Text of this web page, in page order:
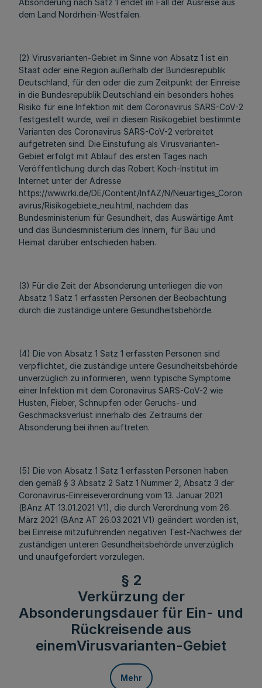
Absonderung nach Satz 1 endet im Fall der Ausreise aus
dem Land Nordrhein-Westfalen.
(2) Virusvarianten-Gebiet im Sinne von Absatz 1 ist ein
Staat oder eine Region außerhalb der Bundesrepublik
Deutschland, für den oder die zum Zeitpunkt der Einreise
in die Bundesrepublik Deutschland ein besonders hohes
Risiko für eine Infektion mit dem Coronavirus SARS-CoV-2
festgestellt wurde, weil in diesem Risikogebiet bestimmte
Varianten des Coronavirus SARS-CoV-2 verbreitet
aufgetreten sind. Die Einstufung als Virusvarianten-
Gebiet erfolgt mit Ablauf des ersten Tages nach
Veröffentlichung durch das Robert Koch-Institut im
Internet unter der Adresse
https://www.rki.de/DE/Content/InfAZ/N/Neuartiges_Coron
avirus/Risikogebiete_neu.html, nachdem das
Bundesministerium für Gesundheit, das Auswärtige Amt
und das Bundesministerium des Innern, für Bau und
Heimat darüber entschieden haben.
(3) Für die Zeit der Absonderung unterliegen die von
Absatz 1 Satz 1 erfassten Personen der Beobachtung
durch die zuständige untere Gesundheitsbehörde.
(4) Die von Absatz 1 Satz 1 erfassten Personen sind
verpflichtet, die zuständige untere Gesundheitsbehörde
unverzüglich zu informieren, wenn typische Symptome
einer Infektion mit dem Coronavirus SARS-CoV-2 wie
Husten, Fieber, Schnupfen oder Geruchs- und
Geschmacksverlust innerhalb des Zeitraums der
Absonderung bei ihnen auftreten.
(5) Die von Absatz 1 Satz 1 erfassten Personen haben
den gemäß § 3 Absatz 2 Satz 1 Nummer 2, Absatz 3 der
Coronavirus-Einreiseverordnung vom 13. Januar 2021
(BAnz AT 13.01.2021 V1), die durch Verordnung vom 26.
März 2021 (BAnz AT 26.03.2021 V1) geändert worden ist,
bei Einreise mitzuführenden negativen Test-Nachweis der
zuständigen unteren Gesundheitsbehörde unverzüglich
und unaufgefordert vorzulegen.
§ 2
Verkürzung der
Absonderungsdauer für Ein- und
Rückreisende aus
einemVirusvarianten-Gebiet
Mehr